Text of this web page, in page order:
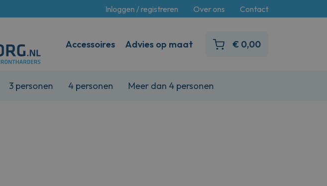
Inloggen / registreren Over ons Contact
Accessoires Advies op maat € 0,00
3 personen 4 personen Meer dan 4 personen